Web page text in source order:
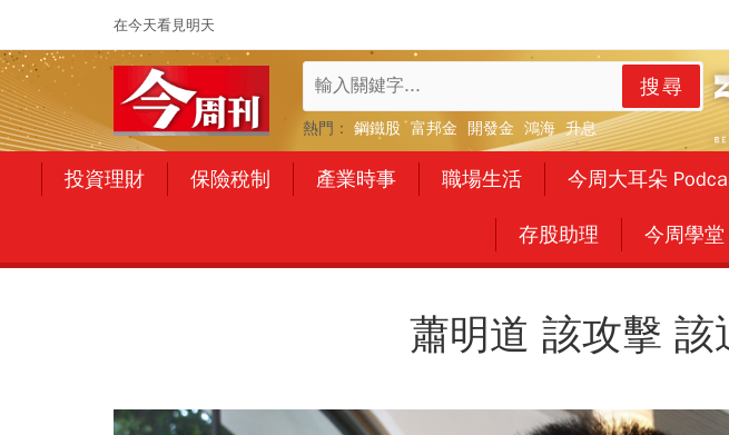
在今天看見明天
搜尋
熱門： 鋼鐵股 富邦金 開發金 鴻海 升息
投資理財 保險稅制 產業時事 職場生活 今周大耳朵
存股助理 今周學堂
蕭明道 該攻擊